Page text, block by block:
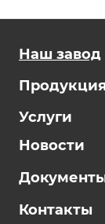
Наш завод
Продукция
Услуги
Новости
Контакты